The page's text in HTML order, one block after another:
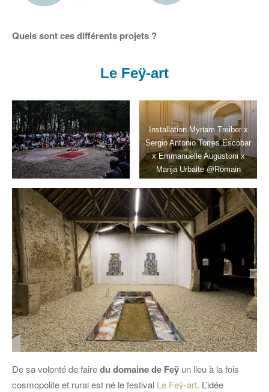
Quels sont ces différents projets ?
Le Feÿ-art
Installation Myriam Treiber x
Sergio Antonio Torres Escobar
x Emmanuelle Augustoni x
Marija Urbaite @Romain
De sa volonté de fairedu domaine de Feÿ un lieu à la fois
cosmopolite et rural est né le festival Le Feÿ-art. L’idée